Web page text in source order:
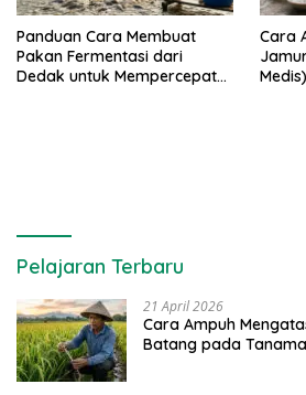
Panduan Cara Membuat
Pakan Fermentasi dari
Dedak untuk Mempercepat
Cara
Medis)
Pelajaran Terbaru
21 April 2026
Cara Ampuh
Batang pada